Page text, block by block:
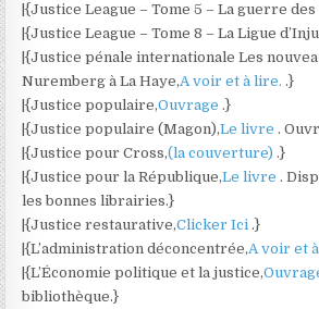
|{Justice League – Tome 5 – La guerre
|{Justice League – Tome 8 – La Ligue
|{Justice pénale internationale Les
Nuremberg à La Haye,A voir et à lire..}
|{Justice populaire,Ouvrage.}
|{Justice populaire (Magon),Le livre.
|{Justice pour Cross,(la couverture).}
|{Justice pour la République,Le livre.
les bonnes librairies.}
|{Justice restaurative,Clicker Ici.}
|{L’administration déconcentrée,A voir et
|{L’Économie politique et la justice,
bibliothèque.}